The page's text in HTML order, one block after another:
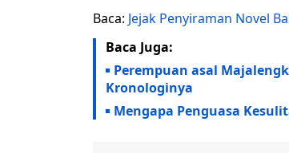
Baca: Jejak Penyiraman Novel
Baca Juga:
Perempuan asal
Kronologinya
Mengapa Penguasa